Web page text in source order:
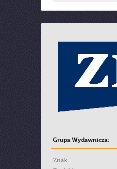
Grupa Wydawnicza:
Znak